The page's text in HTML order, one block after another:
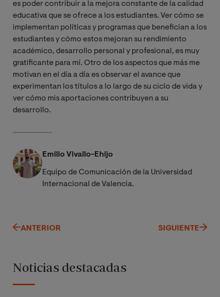
es poder contribuir a la mejora constante de la calidad
educativa que se ofrece a los estudiantes. Ver cómo se
implementan políticas y programas que benefician a los
estudiantes y cómo estos mejoran su rendimiento
académico, desarrollo personal y profesional, es muy
gratificante para mí. Otro de los aspectos que más me
motivan en el día a día es observar el avance que
experimentan los títulos a lo largo de su ciclo de vida y
ver cómo mis aportaciones contribuyen a su
desarrollo.
Emilio Vivallo-Ehijo
Equipo de Comunicación de la Universidad
Internacional de Valencia.
ANTERIOR SIGUIENTE
Noticias destacadas